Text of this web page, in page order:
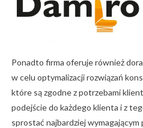
Ponadto firma oferuje również
w celu optymalizacji rozwiązań
które są zgodne z potrzebami
podejście do każdego klienta i z
sprostać najbardziej